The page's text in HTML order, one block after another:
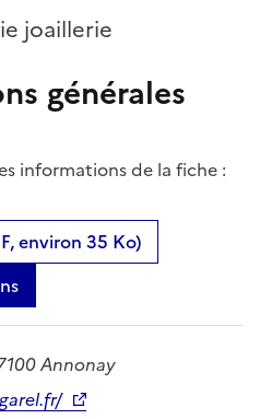
joaillerie
générales
informations de la fiche :
environ 35 Ko)
Annonay